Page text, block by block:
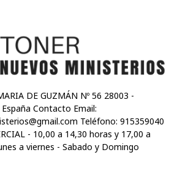
DE GUZMÁN Nº 56 28003 -
Contacto Email:
Teléfono: 915359040
- 10,00 a 14,30 horas y 17,00 a
a viernes - Sabado y Domingo